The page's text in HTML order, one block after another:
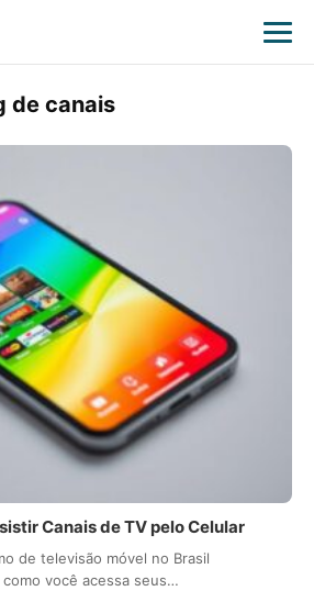
de canais
Canais de TV pelo Celular
de televisão móvel no Brasil
você acessa seus…